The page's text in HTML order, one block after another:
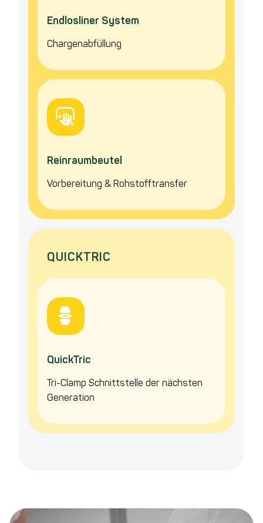
Endlosliner System
Chargenabfüllung
Reinraumbeutel
Vorbereitung & Rohstofftransfer
QUICKTRIC
QuickTric
Tri-Clamp Schnittstelle der nächsten
Generation